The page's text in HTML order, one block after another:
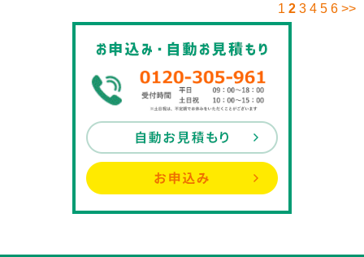
1 2 3 4 5 6 >>